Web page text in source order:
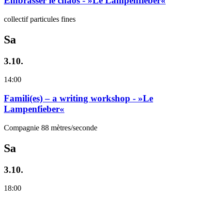
collectif particules fines
Sa
3.10.
14:00
Famili(es) – a writing workshop - »Le
Lampenfieber«
Compagnie 88 mètres/seconde
Sa
3.10.
18:00